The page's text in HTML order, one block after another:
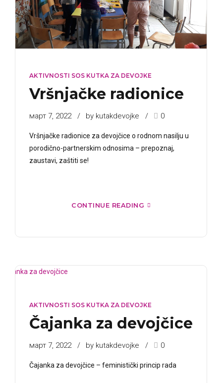
AKTIVNOSTI SOS KUTKA ZA DEVOJKE
Vršnjačke radionice
март 7, 2022 by kutakdevojke 0
Vršnjačke radionice za devojčice o rodnom nasilju u
porodično-partnerskim odnosima – prepoznaj,
zaustavi, zaštiti se!
CONTINUE READING
AKTIVNOSTI SOS KUTKA ZA DEVOJKE
Čajanka za devojčice
март 7, 2022 by kutakdevojke 0
Čajanka za devojčice – feministički princip rada